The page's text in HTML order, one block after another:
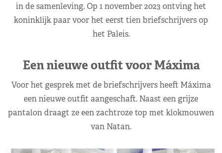
in de samenleving. Op 1 november 2023 ontving het
koninklijk paar voor het eerst tien briefschrijvers op
het Paleis.
Een nieuwe outfit voor Máxima
Voor het gesprek met de briefschrijvers heeft Máxima
een nieuwe outfit aangeschaft. Naast een grijze
pantalon draagt ze een zachtroze top met klokmouwen
van Natan.